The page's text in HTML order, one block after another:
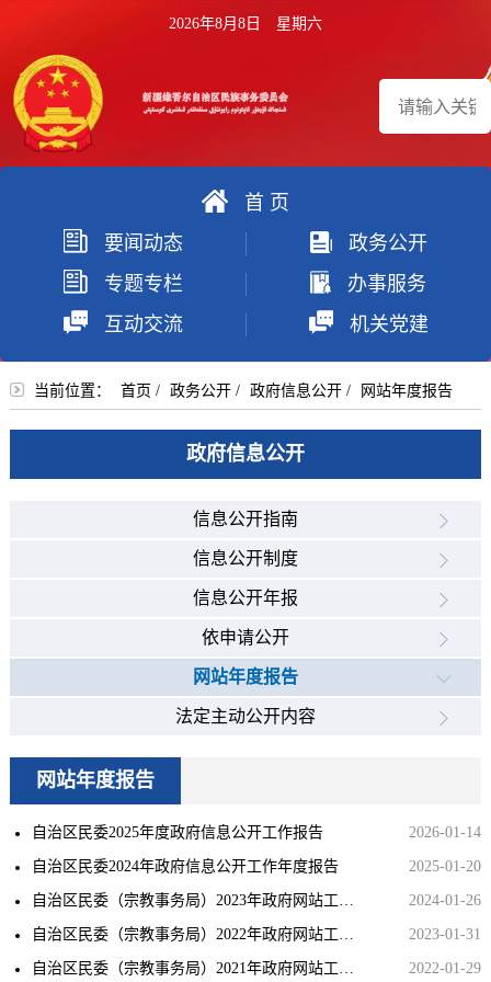
2026年8月8日 星期六
索
首 页
要闻动态
政务公开
专题专栏
办事服务
互动交流
机关党建
当前位置： 首页 / 政务公开/ 政府信息公开/ 网站年度报告
政府信息公开
信息公开指南
信息公开制度
信息公开年报
依申请公开
网站年度报告
法定主动公开内容
网站年度报告
自治区民委2025年度政府信息公开工作报告 2026-01-14
自治区民委2024年政府信息公开工作年度报告 2025-01-20
自治区民委（宗教事务局）2023年政府网站工作年度报表 2024-01-26
自治区民委（宗教事务局）2022年政府网站工作年度报表 2023-01-31
自治区民委（宗教事务局）2021年政府网站工作年度报表 2022-01-29